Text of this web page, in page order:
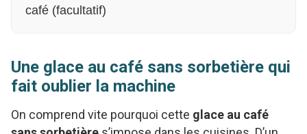
café (facultatif)
Une glace au café sans sorbetière qui
fait oublier la machine
On comprend vite pourquoi cette glace au café